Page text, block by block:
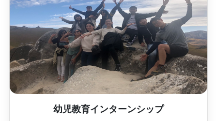
幼児教育インターンシップ